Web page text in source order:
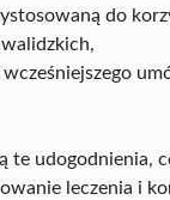
do
te udogodnienia,
leczenia i